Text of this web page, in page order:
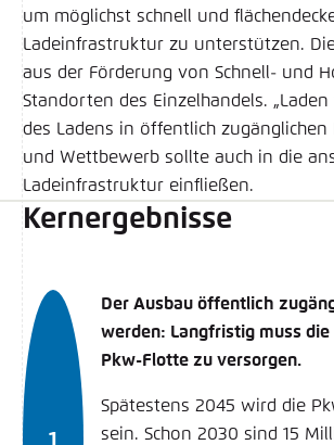
um möglichst schnell und
Ladeinfrastruktur zu unterstützen.
aus der Förderung von Schnell- und
Standorten des Einzelhandels.
des Ladens in öffentlich
und Wettbewerb sollte auch in die
Ladeinfrastruktur einfließen.
Kernergebnisse
Der Ausbau öffentlich
werden: Langfristig muss
Pkw-Flotte zu versorgen.
Spätestens 2045 wird die
sein. Schon 2030 sind 15